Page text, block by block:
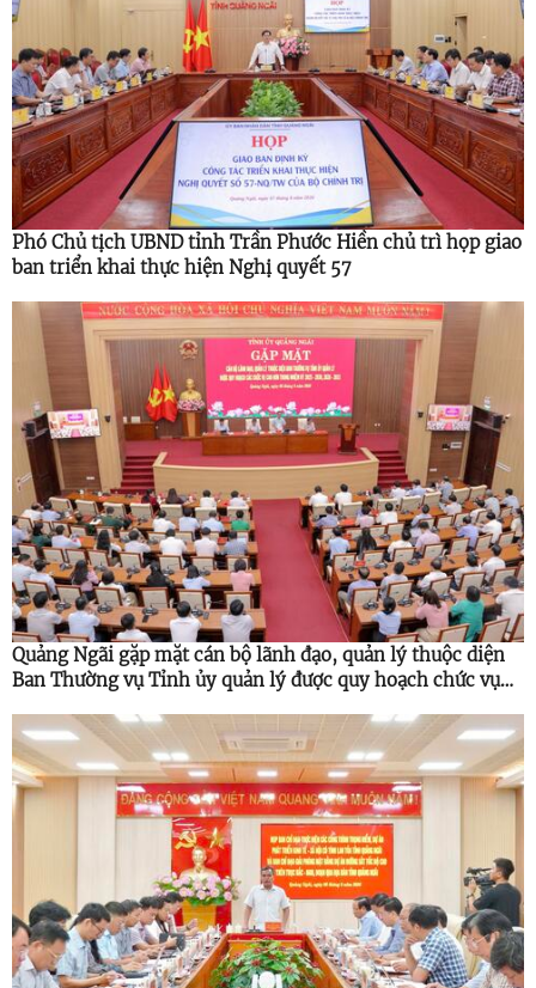
Phó Chủ tịch UBND tỉnh Trần Phước Hiền chủ trì họp giao
ban triển khai thực hiện Nghị quyết 57
Quảng Ngãi gặp mặt cán bộ lãnh đạo, quản lý thuộc diện
Ban Thường vụ Tỉnh ủy quản lý được quy hoạch chức vụ